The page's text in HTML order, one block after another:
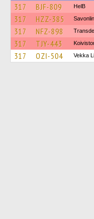
317 BJF-809 HelB
317 HZZ-385
317 NFZ-898
317 TJY-443
317 OZI-504 Vekka